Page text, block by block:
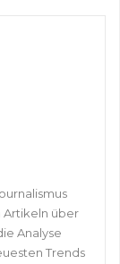
Artikeln über
Analyse
Trends